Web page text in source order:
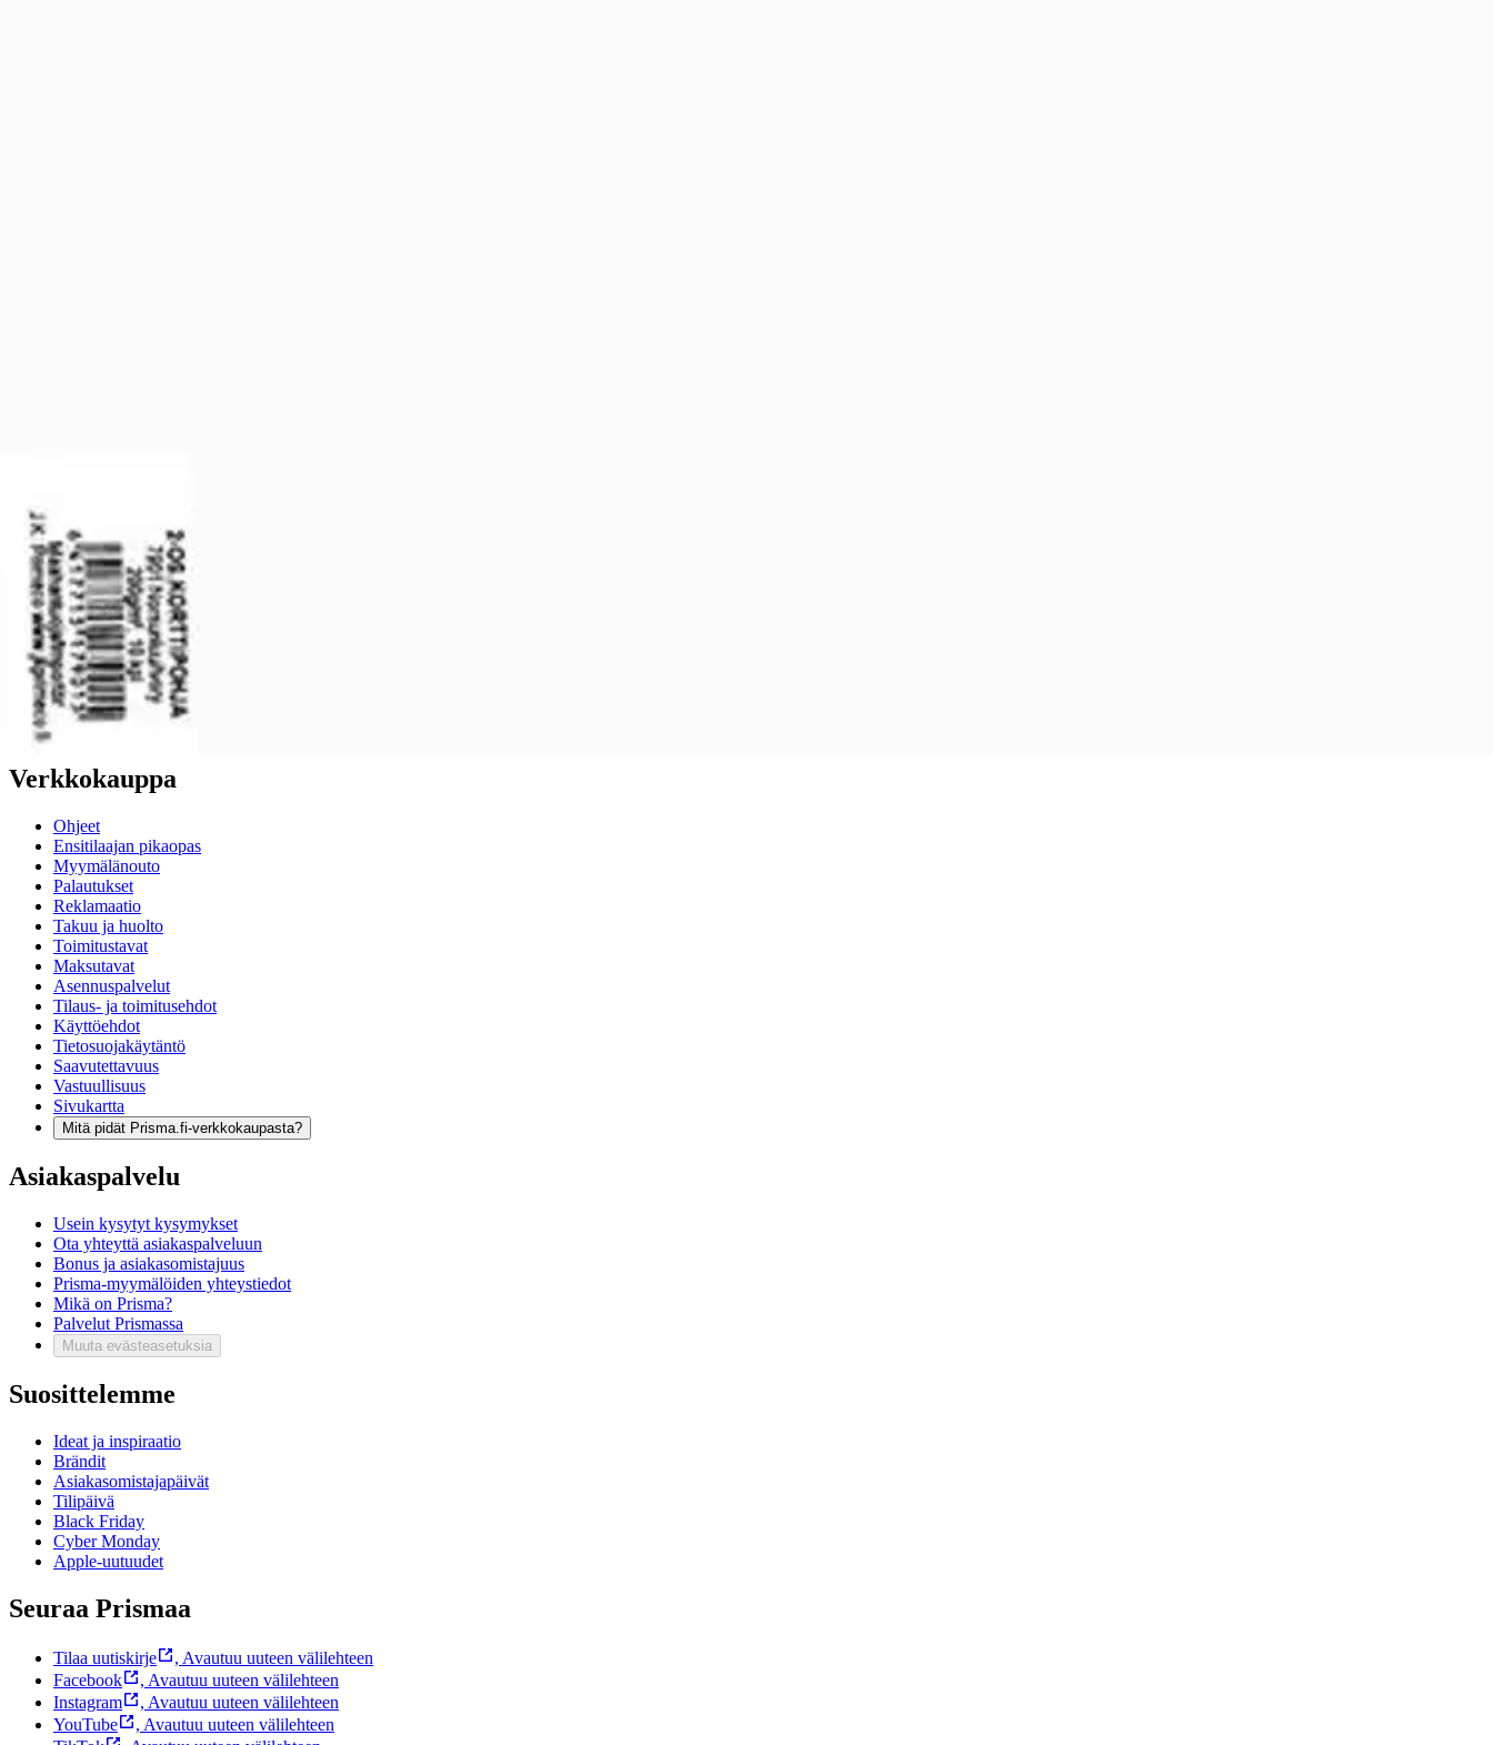
Ovatko tuotetiedot riittävät? Jos tuotetiedoissa on puutteita tai niitä voisi muuten parantaa, anna palautetta.
Anna palautetta,Avautuu uuteen välilehteen
Ilmainen palautus 30 päivää.*
Nouto myymälästä ilman toimituskuluja.
Asiakasomistajalle Bonusta jopa 5 %.*
Verkkokauppa
Ohjeet
Ensitilaajan pikaopas
Myymälänouto
Palautukset
Reklamaatio
Takuu ja huolto
Toimitustavat
Maksutavat
Asennuspalvelut
Tilaus- ja toimitusehdot
Käyttöehdot
Tietosuojakäytäntö
Saavutettavuus
Vastuullisuus
Sivukartta
Mitä pidät Prisma.fi-verkkokaupasta?
Asiakaspalvelu
Usein kysytyt kysymykset
Ota yhteyttä asiakaspalveluun
Bonus ja asiakasomistajuus
Prisma-myymälöiden yhteystiedot
Mikä on Prisma?
Palvelut Prismassa
Muuta evästeasetuksia
Suosittelemme
Ideat ja inspiraatio
Brändit
Asiakasomistajapäivät
Tilipäivä
Black Friday
Cyber Monday
Apple-uutuudet
Seuraa Prismaa
Tilaa uutiskirje , Avautuu uuteen välilehteen
Facebook
, Avautuu uuteen välilehteen
Instagram
, Avautuu uuteen välilehteen
YouTube
, Avautuu uuteen välilehteen